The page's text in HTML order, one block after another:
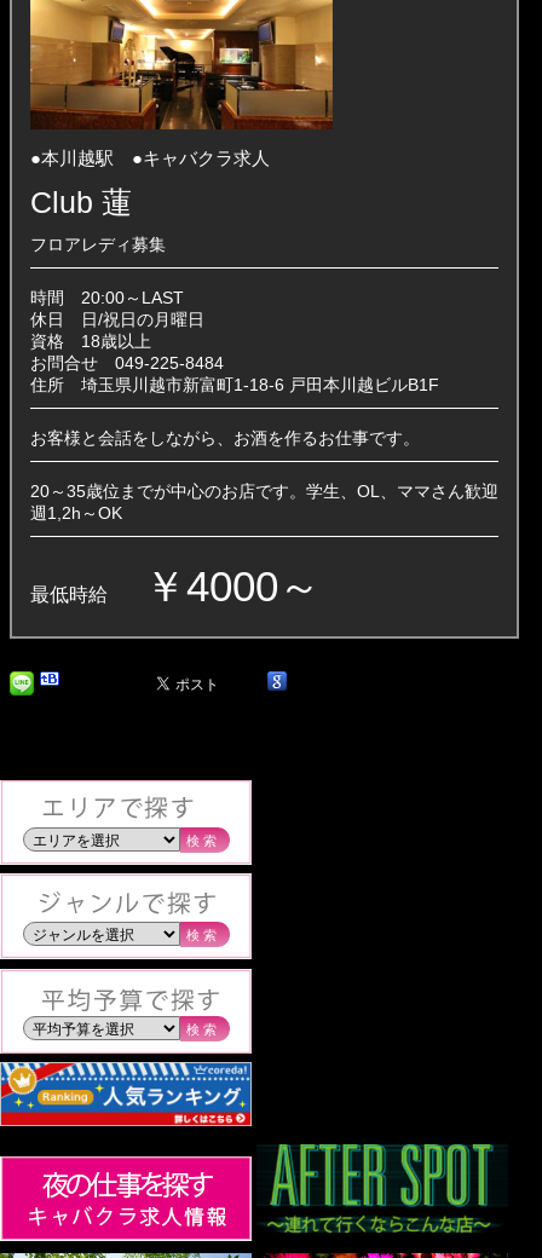
●本川越駅 ●キャバクラ求人
Club 蓮
フロアレディ募集
時間 20:00～LAST
休日 日/祝日の月曜日
資格 18歳以上
お問合せ 049-225-8484
住所 埼玉県川越市新富町1-18-6 戸田本川越ビルB1F
お客様と会話をしながら、お酒を作るお仕事です。
20～35歳位までが中心のお店です。学生、OL、ママさん歓迎
週1,2h～OK
最低時給 ￥4000～
検索
検索
検索